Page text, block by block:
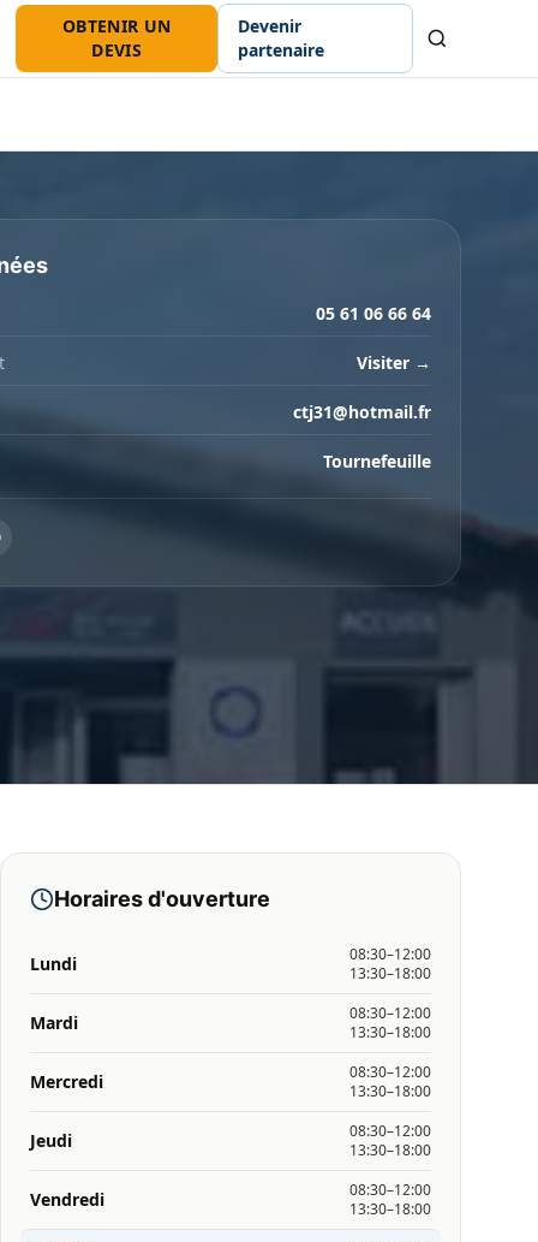
OBTENIR UN
DEVIS
Devenir
partenaire
05 61 06 66 64
Visiter →
ctj31@hotmail.fr
Tournefeuille
Horaires d'ouverture
Lundi
08:30–12:00
13:30–18:00
Mardi
08:30–12:00
13:30–18:00
Mercredi
08:30–12:00
13:30–18:00
Jeudi
08:30–12:00
13:30–18:00
Vendredi
08:30–12:00
13:30–18:00